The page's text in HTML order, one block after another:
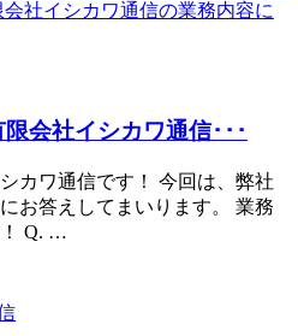
会社イシカワ通信･･･
カワ通信です！ 今回は、弊社
お答えしてまいります。 業務
Q. …